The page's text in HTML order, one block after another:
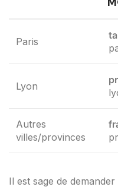
Paris
Lyon
Autres
villes/provinces
Il est sage de